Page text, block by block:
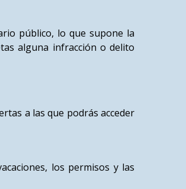
público, lo que supone la
alguna infracción o delito
a las que podrás acceder
los permisos y las